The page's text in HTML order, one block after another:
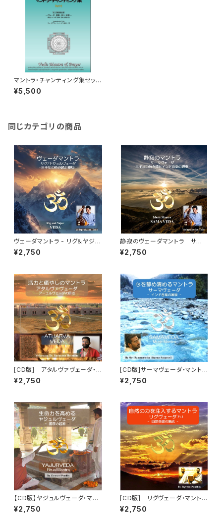
マントラ・チャンティング集セット
Part1+2 (62曲・解説書、PDFテ
キスト付き/サンスクリット語/ヨ
¥5,500
同じカテゴリの商品
ヴェーダマントラ - リグ＆ヤジュ
ルヴェーダ - 三千年の時を超え
た聖句 Holy Mantra – Rg & Y
¥2,750
静寂のヴェーダマントラ サー
マヴェーダ 三千年の時を超えた
インド音楽/声明の起源 Music
¥2,750
[CD版] アタルヴァヴェーダ・マ
ントラ（Atharva Veda Mantr
a） チャンティング（詠唱）
¥2,750
[CD版]サーマヴェーダ・マントラ
（Sama Veda Mantra）「パヴィ
トラ-心身の浄化」 チャンティン
¥2,750
【CD版】ヤジュルヴェーダ・マン
トラ・チャンティング（詠唱）「生
命力を高める」 （Yajurveda M
¥2,750
[CD版] リグヴェーダ・マント
ラ・チャンティング（詠唱）パート1
「大自然の力の注入」 （RigVed
¥2,750